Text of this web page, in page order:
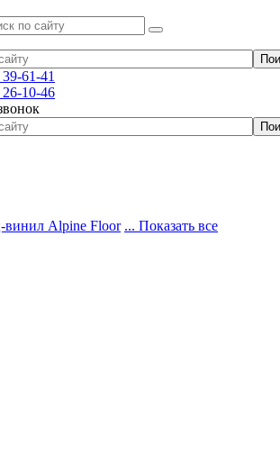
61-41
10-46
винил Alpine Floor ... Показать все